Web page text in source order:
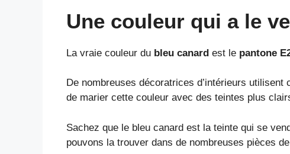
Une couleur qui a le
La vraie couleur du bleu canard est le pantone
De nombreuses décoratrices d’intérieurs
de marier cette couleur avec des teintes plus
Sachez que le bleu canard est la teinte qui se
pouvons la trouver dans de nombreuses pièces